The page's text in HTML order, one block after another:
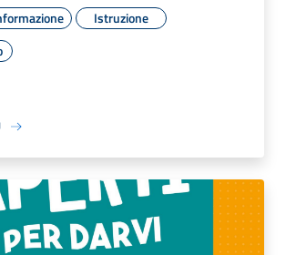
Istruzione